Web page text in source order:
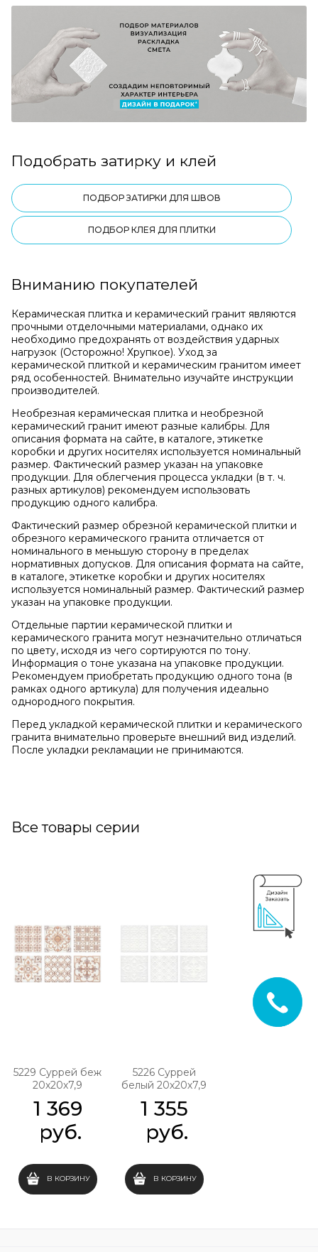
Подобрать затирку и клей
ПОДБОР ЗАТИРКИ ДЛЯ ШВОВ
ПОДБОР КЛЕЯ ДЛЯ ПЛИТКИ
Вниманию покупателей
Керамическая плитка и керамический гранит являются
прочными отделочными материалами, однако их
необходимо предохранять от воздействия ударных
нагрузок (Осторожно! Хрупкое). Уход за
керамической плиткой и керамическим гранитом имеет
ряд особенностей. Внимательно изучайте инструкции
производителей.
Необрезная керамическая плитка и необрезной
керамический гранит имеют разные калибры. Для
описания формата на сайте, в каталоге, этикетке
коробки и других носителях используется номинальный
размер. Фактический размер указан на упаковке
продукции. Для облегчения процесса укладки (в т. ч.
разных артикулов) рекомендуем использовать
продукцию одного калибра.
Фактический размер обрезной керамической плитки и
обрезного керамического гранита отличается от
номинального в меньшую сторону в пределах
нормативных допусков. Для описания формата на сайте,
в каталоге, этикетке коробки и других носителях
используется номинальный размер. Фактический размер
указан на упаковке продукции.
Отдельные партии керамической плитки и
керамического гранита могут незначительно отличаться
по цвету, исходя из чего сортируются по тону.
Информация о тоне указана на упаковке продукции.
Рекомендуем приобретать продукцию одного тона (в
рамках одного артикула) для получения идеально
однородного покрытия.
Перед укладкой керамической плитки и керамического
гранита внимательно проверьте внешний вид изделий.
После укладки рекламации не принимаются.
Все товары серии
5229 Суррей беж
20х20х7,9
1 369
руб.
В КОРЗИНУ
5226 Суррей
белый 20х20х7,9
1 355
руб.
В КОРЗИНУ